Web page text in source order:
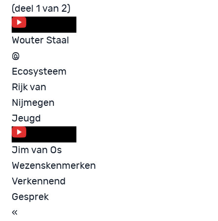
(deel 1 van 2)
Wouter Staal
@
Ecosysteem
Rijk van
Nijmegen
Jeugd
Jim van Os
Wezenskenmerken
Verkennend
Gesprek
«